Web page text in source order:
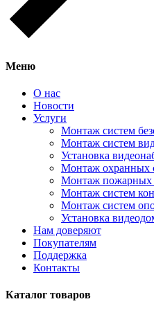
Меню
О нас
Новости
Услуги
Монтаж систем
Монтаж систем
Установка
Монтаж охранных
Монтаж пожарных
Монтаж систем
Монтаж систем
Установка
Нам доверяют
Покупателям
Поддержка
Контакты
Каталог товаров